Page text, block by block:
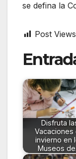
se defina la
Post
Disfruta
Vacaciones
invierno en
Museos